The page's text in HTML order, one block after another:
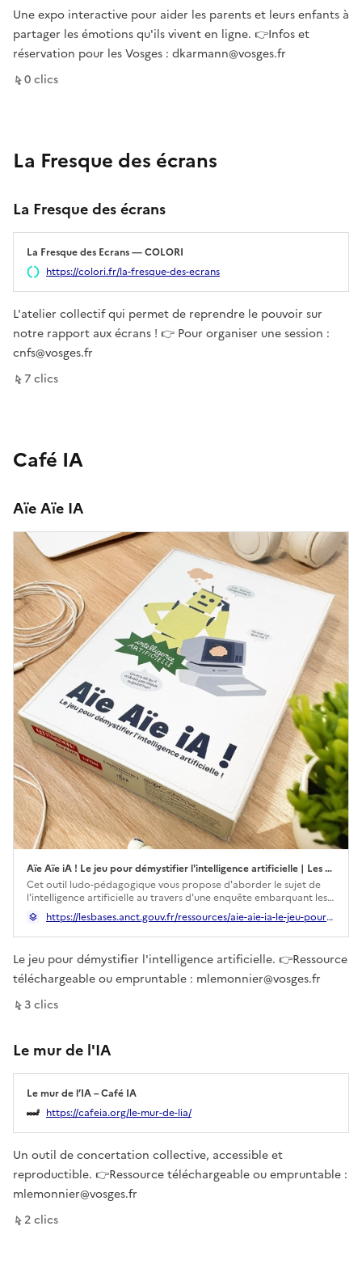
Une expo interactive pour aider les parents et leurs enfants à
partager les émotions qu'ils vivent en ligne. 👉Infos et
réservation pour les Vosges : dkarmann@vosges.fr
0clics
sur ce lien
La Fresque des écrans
La Fresque des écrans
La Fresque des Ecrans — COLORI
Ouverture dans un nouvel onglet
https://colori.fr/la-fresque-des-ecrans
L'atelier collectif qui permet de reprendre le pouvoir sur
notre rapport aux écrans ! 👉 Pour organiser une session :
cnfs@vosges.fr
7clics
sur ce lien
Café IA
Aïe Aïe IA
Aïe Aïe iA ! Le jeu pour démystifier l'intelligence artificielle | Les Bases du numérique d’intérêt général
Ouverture dans un nouvel onglet
Cet outil ludo-pédagogique vous propose d'aborder le sujet de
l'intelligence artificielle au travers d'une enquête embarquant les
participants au sein d'une entreprise, l'algorythme dans la Peau
(ADP) mêlant interviews, découvertes d'environnements et
inspection de documents ! Grâce aux différentes activités à
éléments et arguments nécessaires pour incarner leur personnage
à la perfection lors d'un débat qui prendra l'allure d'un véritable
jeu de rôle !
https://lesbases.anct.gouv.fr/ressources/aie-aie-ia-le-jeu-pour-demystifier-l-intelligence-artificielle
Le jeu pour démystifier l'intelligence artificielle. 👉Ressource
téléchargeable ou empruntable : mlemonnier@vosges.fr
3clics
sur ce lien
Le mur de l'IA
Le mur de l’IA – Café IA
Ouverture dans un nouvel onglet
https://cafeia.org/le-mur-de-lia/
Un outil de concertation collective, accessible et
reproductible. 👉Ressource téléchargeable ou empruntable :
mlemonnier@vosges.fr
2clics
sur ce lien